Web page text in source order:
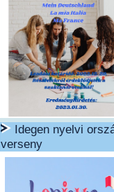
Idegen nyelvi
verseny